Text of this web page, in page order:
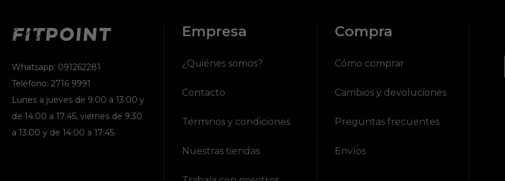
Whatsapp: 091262281
Teléfono: 2716 9991
Lunes a jueves de 9:00 a 13:00 y
de 14:00 a 17:45, viernes de 9:30
a 13:00 y de 14:00 a 17:45.
Empresa
¿Quiénes somos?
Contacto
Términos y condiciones
Nuestras tiendas
Compra
Cómo comprar
Cambios y devoluciones
Preguntas frecuentes
Envíos